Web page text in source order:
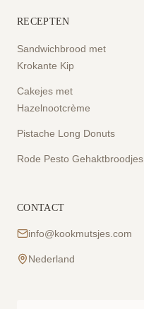
RECEPTEN
Sandwichbrood met
Krokante Kip
Cakejes met
Hazelnootcrème
Pistache Long Donuts
Rode Pesto Gehaktbroodjes
CONTACT
info@kookmutsjes.com
Nederland